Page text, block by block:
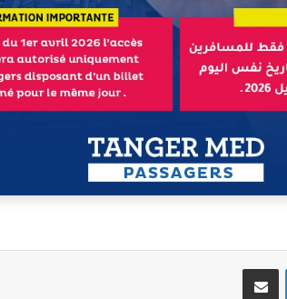
لينكدإن مشاركة عبر البريد